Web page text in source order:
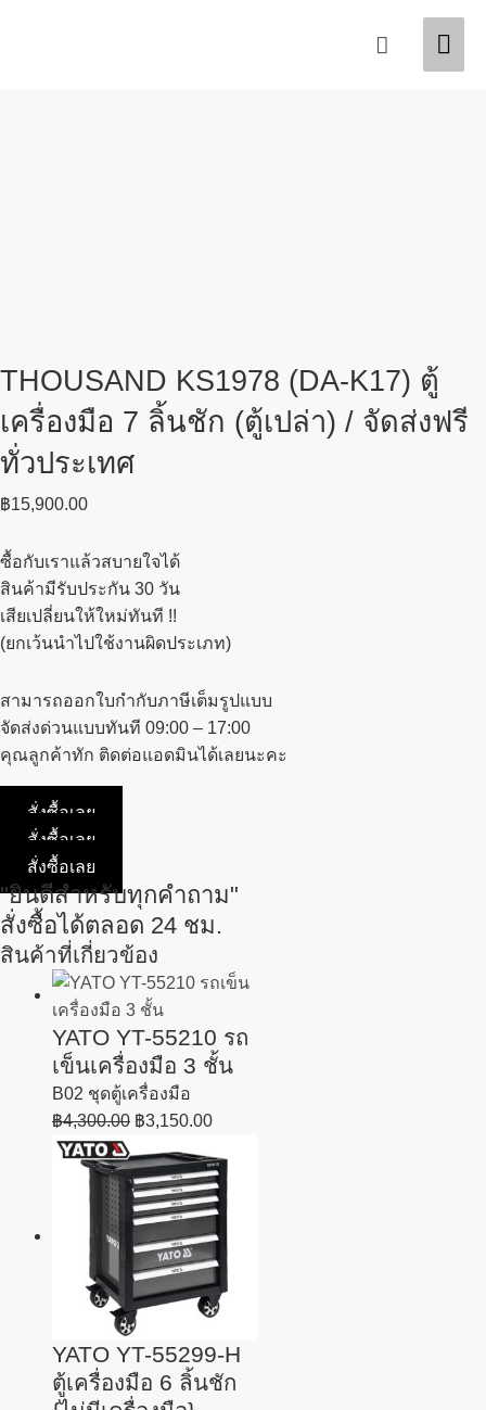
Search
THOUSAND KS1978 (DA-K17) ตู้
เครื่องมือ 7 ลิ้นชัก (ตู้เปล่า) / จัดส่งฟรี
ทั่วประเทศ
฿15,900.00
ซื้อกับเราแล้วสบายใจได้
สินค้ามีรับประกัน 30 วัน
เสียเปลี่ยนให้ใหม่ทันที !!
(ยกเว้นนำไปใช้งานผิดประเภท)
สามารถออกใบกำกับภาษีเต็มรูปแบบ
จัดส่งด่วนแบบทันที 09:00 – 17:00
คุณลูกค้าทัก ติดต่อแอดมินได้เลยนะคะ
สั่งซื้อเลย
สั่งซื้อเลย
สั่งซื้อเลย
"ยินดีสำหรับทุกคำถาม"
สั่งซื้อได้ตลอด 24 ชม.
สินค้าที่เกี่ยวข้อง
YATO YT-55210 รถ
เข็นเครื่องมือ 3 ชั้น
B02 ชุดตู้เครื่องมือ
฿4,300.00 ฿3,150.00
YATO YT-55299-H
ตู้เครื่องมือ 6 ลิ้นชัก